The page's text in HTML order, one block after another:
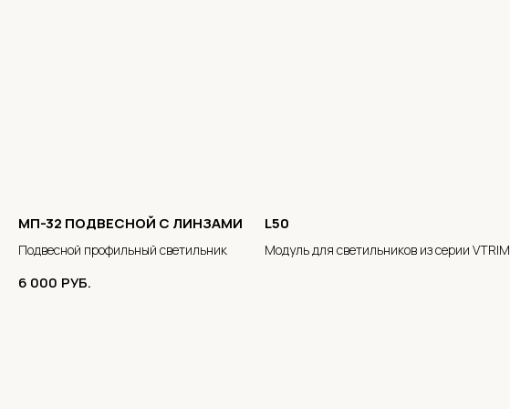
МП-32 ПОДВЕСНОЙ С ЛИНЗАМИ
Подвесной профильный светильник
6 000 РУБ.
L50
Модуль для светильников из серии VTRIM